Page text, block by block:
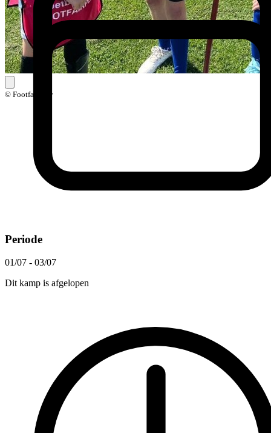
© Footfairplay
Periode
01/07 - 03/07
Dit kamp is afgelopen